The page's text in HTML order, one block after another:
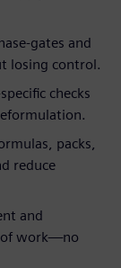
gates and
losing control.
checks
packs,
reduce
and
of work—no